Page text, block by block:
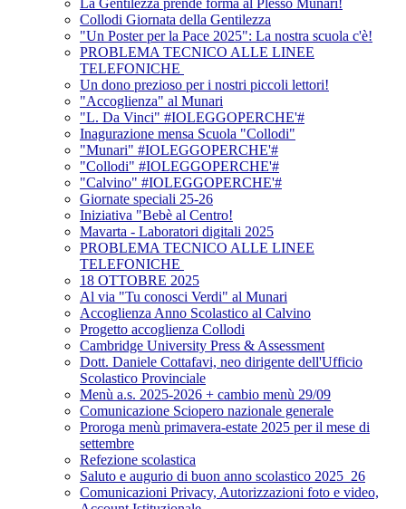
La Gentilezza prende forma al Plesso Munari!
Collodi Giornata della Gentilezza
"Un Poster per la Pace 2025": La nostra scuola c'è!
PROBLEMA TECNICO ALLE LINEE
TELEFONICHE
Un dono prezioso per i nostri piccoli lettori!
"Accoglienza" al Munari
"L. Da Vinci" #IOLEGGOPERCHE'#
Inagurazione mensa Scuola "Collodi"
"Munari" #IOLEGGOPERCHE'#
"Collodi" #IOLEGGOPERCHE'#
"Calvino" #IOLEGGOPERCHE'#
Giornate speciali 25-26
Iniziativa "Bebè al Centro!
Mavarta - Laboratori digitali 2025
PROBLEMA TECNICO ALLE LINEE
TELEFONICHE
18 OTTOBRE 2025
Al via "Tu conosci Verdi" al Munari
Accoglienza Anno Scolastico al Calvino
Progetto accoglienza Collodi
Cambridge University Press & Assessment
Dott. Daniele Cottafavi, neo dirigente dell'Ufficio
Scolastico Provinciale
Menù a.s. 2025-2026 + cambio menù 29/09
Comunicazione Sciopero nazionale generale
Proroga menù primavera-estate 2025 per il mese di
settembre
Refezione scolastica
Saluto e augurio di buon anno scolastico 2025_26
Comunicazioni Privacy, Autorizzazioni foto e video,